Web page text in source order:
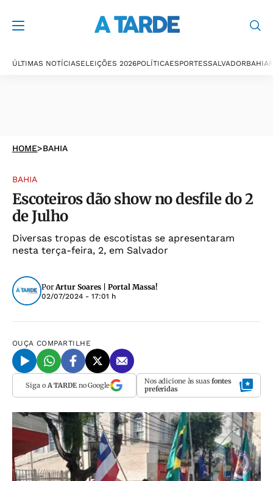
ÚLTIMAS NOTÍCIASELEIÇÕES 2026POLÍTICAESPORTESSALVADORBAHIA
HOME>BAHIA
BAHIA
Escoteiros dão show no desfile do 2
de Julho
Diversas tropas de escotistas se apresentaram
nesta terça-feira, 2, em Salvador
PorArtur Soares | Portal Massa!
02/07/2024 - 17:01 h
OUÇA COMPARTILHE
Siga o A TARDEno Google Nos adicione às suas fontes
preferidas